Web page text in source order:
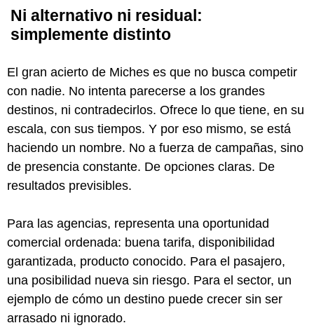
Ni alternativo ni residual:
simplemente distinto
El gran acierto de Miches es que no busca competir
con nadie. No intenta parecerse a los grandes
destinos, ni contradecirlos. Ofrece lo que tiene, en su
escala, con sus tiempos. Y por eso mismo, se está
haciendo un nombre. No a fuerza de campañas, sino
de presencia constante. De opciones claras. De
resultados previsibles.
Para las agencias, representa una oportunidad
comercial ordenada: buena tarifa, disponibilidad
garantizada, producto conocido. Para el pasajero,
una posibilidad nueva sin riesgo. Para el sector, un
ejemplo de cómo un destino puede crecer sin ser
arrasado ni ignorado.